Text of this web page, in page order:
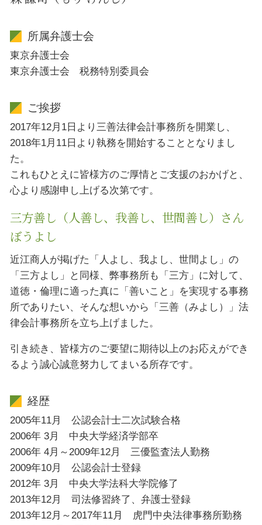
所属弁護士会
東京弁護士会
東京弁護士会 税務特別委員会
ご挨拶
2017年12月1日より三善法律会計事務所を開業し、
2018年1月11日より執務を開始することとなりまし
た。
これもひとえに皆様方のご厚情とご支援のおかげと、
心より感謝申し上げる次第です。
三方善し（人善し、我善し、世間善し）さん
ぼうよし
近江商人が掲げた「人よし、我よし、世間よし」の
「三方よし」と同様、弊事務所も「三方」に対して、
道徳・倫理に適った真に「善いこと」を実現する事務
所でありたい、そんな想いから「三善（みよし）」法
律会計事務所を立ち上げました。
引き続き、皆様方のご要望に期待以上のお応えができ
るよう誠心誠意努力してまいる所存です。
経歴
2005年11月 公認会計士二次試験合格
2006年 3月 中央大学経済学部卒
2006年 4月～2009年12月 三優監査法人勤務
2009年10月 公認会計士登録
2012年 3月 中央大学法科大学院修了
2013年12月 司法修習終了、弁護士登録
2013年12月～2017年11月 虎門中央法律事務所勤務